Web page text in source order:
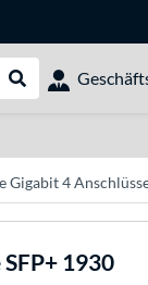
Suche durchführen
4
1930